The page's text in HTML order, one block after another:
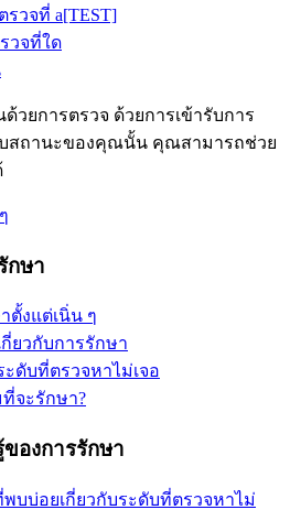
รวจที่ a[TEST]
วจที่ใด
วยการตรวจ ด้วยการเข้ารับการ
สถานะของคุณนั้น คุณสามารถช่วย
กษา
ตั้งแต่เนิ่น ๆ
กี่ยวกับการรักษา
ะดับที่ตรวจหาไม่เจอ
จะรักษา?
องการรักษา
บบ่อยเกี่ยวกับระดับที่ตรวจหาไม่